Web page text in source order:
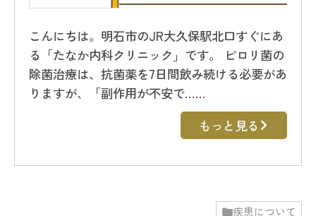
こんにちは。明石市のJR大久保駅北口すぐにあ
る「たなか内科クリニック」です。 ピロリ菌の
除菌治療は、抗菌薬を7日間飲み続ける必要があ
りますが、「副作用が不安で……
もっと見る
疾患について